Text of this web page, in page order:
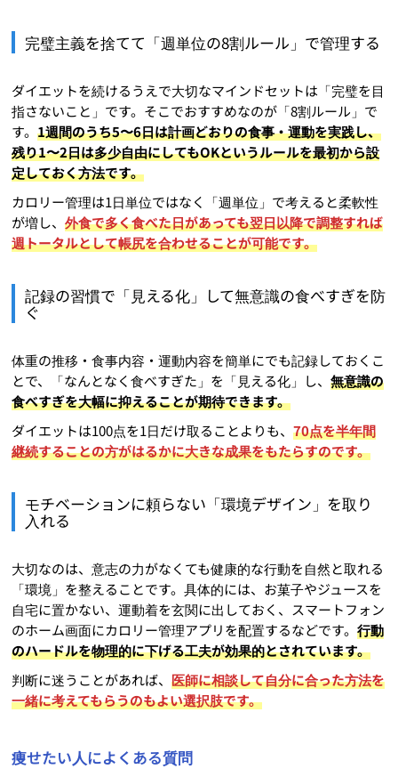
完璧主義を捨てて「週単位の8割ルール」で管理する
ダイエットを続けるうえで大切なマインドセットは「完璧を目
指さないこと」です。そこでおすすめなのが「8割ルール」で
す。1週間のうち5〜6日は計画どおりの食事・運動を実践し、
残り1〜2日は多少自由にしてもOKというルールを最初から設
定しておく方法です。
カロリー管理は1日単位ではなく「週単位」で考えると柔軟性
が増し、外食で多く食べた日があっても翌日以降で調整すれば
週トータルとして帳尻を合わせることが可能です。
記録の習慣で「見える化」して無意識の食べすぎを防
ぐ
体重の推移・食事内容・運動内容を簡単にでも記録しておくこ
とで、「なんとなく食べすぎた」を「見える化」し、無意識の
食べすぎを大幅に抑えることが期待できます。
ダイエットは100点を1日だけ取ることよりも、70点を半年間
継続することの方がはるかに大きな成果をもたらすのです。
モチベーションに頼らない「環境デザイン」を取り
入れる
大切なのは、意志の力がなくても健康的な行動を自然と取れる
「環境」を整えることです。具体的には、お菓子やジュースを
自宅に置かない、運動着を玄関に出しておく、スマートフォン
のホーム画面にカロリー管理アプリを配置するなどです。行動
のハードルを物理的に下げる工夫が効果的とされています。
判断に迷うことがあれば、医師に相談して自分に合った方法を
一緒に考えてもらうのもよい選択肢です。
痩せたい人によくある質問